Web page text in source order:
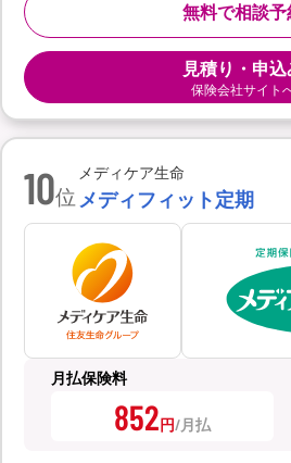
無料で相談予
見積り・申込
保険会社サイト
10位
メディケア生命
メディフィット定期
月払保険料
852円